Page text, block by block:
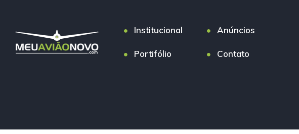
Institucional Anúncios
Portifólio Contato